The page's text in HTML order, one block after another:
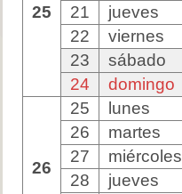
25
21
jueves
22
viernes
23
sábado
24
domingo
26
25
lunes
26
martes
27
miércoles
28
jueves